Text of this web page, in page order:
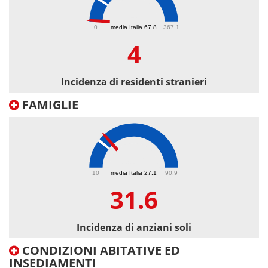
media Italia 67.8
0 367.1
4
Incidenza di residenti stranieri
FAMIGLIE
media Italia 27.1
10 90.9
31.6
Incidenza di anziani soli
CONDIZIONI ABITATIVE ED
INSEDIAMENTI